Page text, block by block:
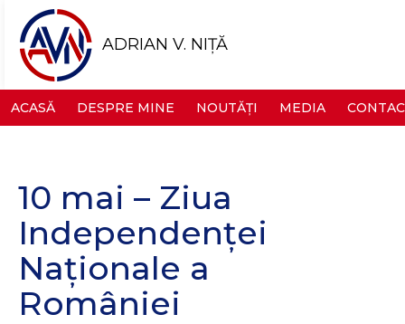
ADRIAN V. NIȚĂ
ACASĂ DESPRE MINE NOUTĂȚI MEDIA
10 mai – Ziua
Independenței
Naționale a
României